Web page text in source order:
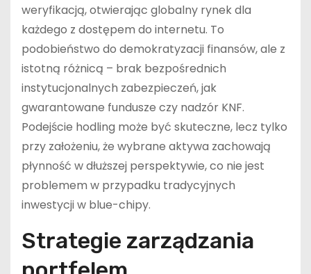
weryfikacją, otwierając globalny rynek dla
każdego z dostępem do internetu. To
podobieństwo do demokratyzacji finansów, ale z
istotną różnicą – brak bezpośrednich
instytucjonalnych zabezpieczeń, jak
gwarantowane fundusze czy nadzór KNF.
Podejście hodling może być skuteczne, lecz tylko
przy założeniu, że wybrane aktywa zachowają
płynność w dłuższej perspektywie, co nie jest
problemem w przypadku tradycyjnych
inwestycji w blue-chipy.
Strategie zarządzania